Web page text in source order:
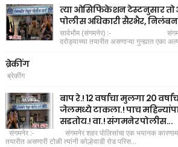
त्या ओसिफिकेशन टेस्टनुसार तो
पोलीस अधिकारी सैरभैर,
सार्वभौम (संगमनेर) :- संगमनेर
दरोड्याच्या तयारीत असणाऱ्या गुन्ह्यात एका
ब्रेकींग
ब्रेकींग
बाप रे.! 12 वर्षाचा मुलगा 20
जेलमध्ये टाकला.! पाच
सडतोय.! वा.! संगमनेर पोलीस...
संगमनेर :- संगमनेर शहर पोलिसांचा एक भयानक कारणामा
तयारीत असणारी टोळी त्यांनी कोल्हेवाडी रोड परिस...